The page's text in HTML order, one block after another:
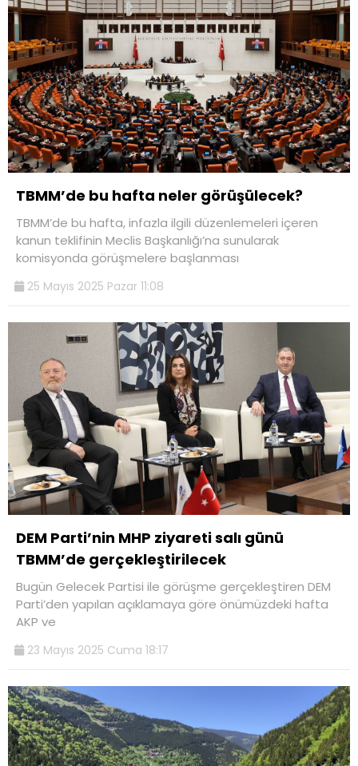
TBMM’de bu hafta neler görüşülecek?
TBMM’de bu hafta, infazla ilgili düzenlemeleri içeren
kanun teklifinin Meclis Başkanlığı’na sunularak
komisyonda görüşmelere başlanması
25 Mayıs 2025 Pazar 11:08
DEM Parti’nin MHP ziyareti salı günü
TBMM’de gerçekleştirilecek
Bugün Gelecek Partisi ile görüşme gerçekleştiren DEM
Parti’den yapılan açıklamaya göre önümüzdeki hafta
AKP ve
23 Mayıs 2025 Cuma 18:17